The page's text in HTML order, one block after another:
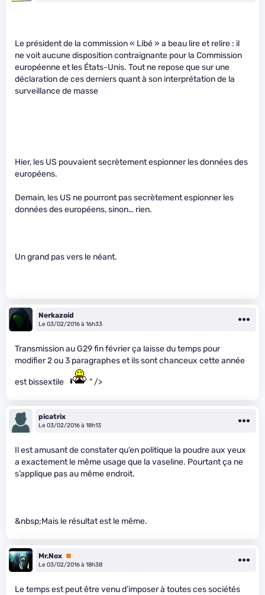
Le président de la commission « Libé » a beau lire et relire : il
ne voit aucune disposition contraignante pour la Commission
européenne et les États-Unis. Tout ne repose que sur une
déclaration de ces derniers quant à son interprétation de la
surveillance de masse
Hier, les US pouvaient secrètement espionner les données des
européens.
Demain, les US ne pourront pas secrètement espionner les
données des européens, sinon… rien.
Un grand pas vers le néant.
Nerkazoid
Le 03/02/2016 à 16h33
Transmission au G29 fin février ça laisse du temps pour
modifier 2 ou 3 paragraphes et ils sont chanceux cette année
est bissextile " />
picatrix
Le 03/02/2016 à 18h13
Il est amusant de constater qu’en politique la poudre aux yeux
a exactement le même usage que la vaseline. Pourtant ça ne
s’applique pas au même endroit.
&nbsp;Mais le résultat est le même.
Mr.Nox Premium
Le 03/02/2016 à 18h38
Le temps est peut être venu d’imposer à toutes ces sociétés